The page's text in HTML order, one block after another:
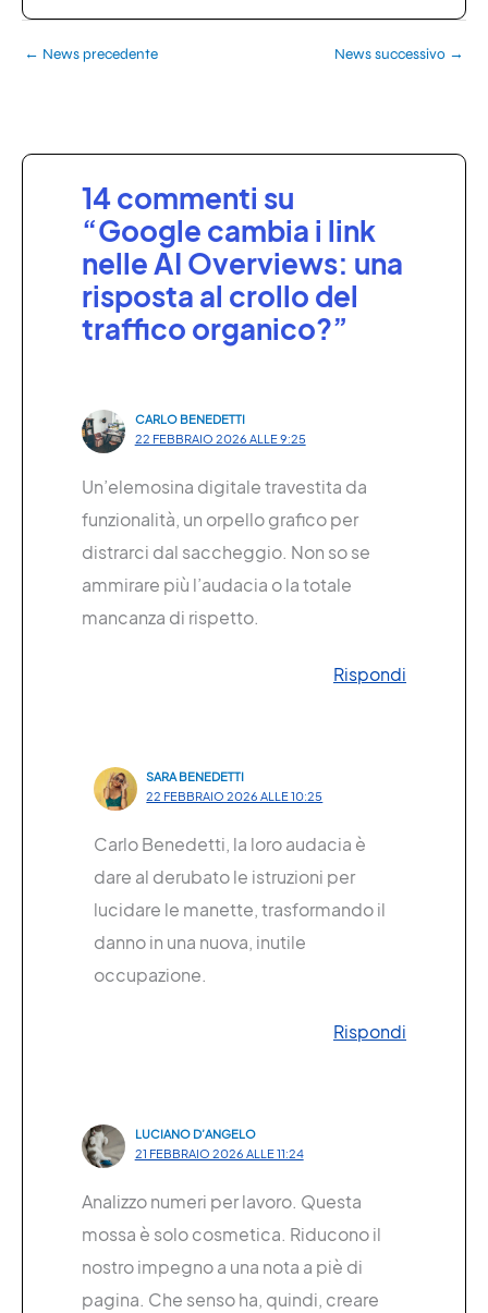
← News precedente News successivo →
14 commenti su
“Google cambia i link
nelle AI Overviews: una
risposta al crollo del
traffico organico?”
CARLO BENEDETTI
22 FEBBRAIO 2026 ALLE 9:25
Un’elemosina digitale travestita da
funzionalità, un orpello grafico per
distrarci dal saccheggio. Non so se
ammirare più l’audacia o la totale
mancanza di rispetto.
Rispondi
SARA BENEDETTI
22 FEBBRAIO 2026 ALLE 10:25
Carlo Benedetti, la loro audacia è
dare al derubato le istruzioni per
lucidare le manette, trasformando il
danno in una nuova, inutile
occupazione.
Rispondi
LUCIANO D’ANGELO
21 FEBBRAIO 2026 ALLE 11:24
Analizzo numeri per lavoro. Questa
mossa è solo cosmetica. Riducono il
nostro impegno a una nota a piè di
pagina. Che senso ha, quindi, creare